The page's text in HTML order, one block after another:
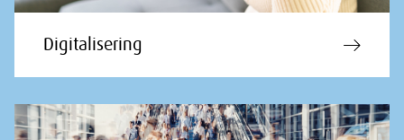
Digitalisering